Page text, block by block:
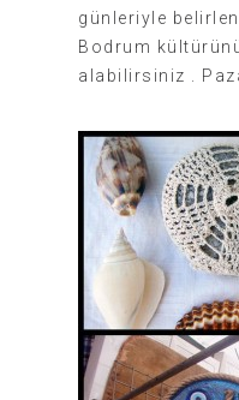
günleriyle
Bodrum
alabilirsiniz .